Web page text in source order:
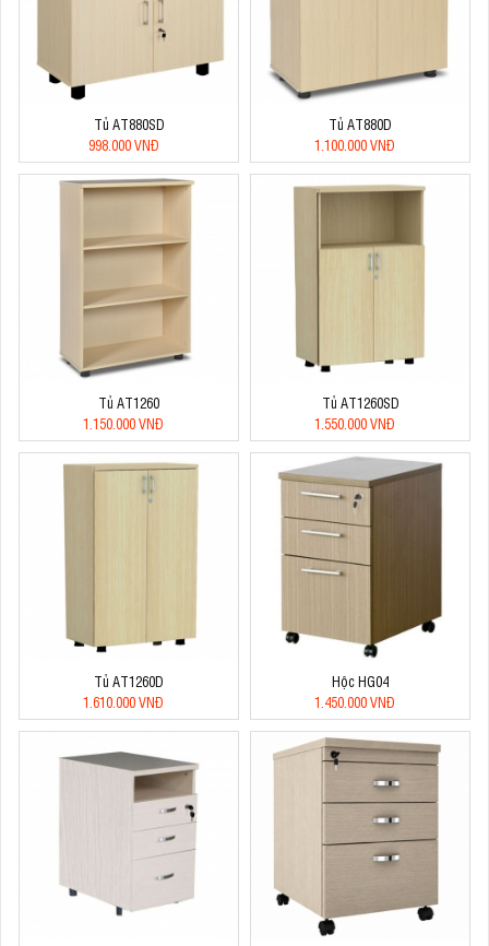
Tủ AT880SD
998.000 VNĐ
Tủ AT880D
1.100.000 VNĐ
Tủ AT1260
1.150.000 VNĐ
Tủ AT1260SD
1.550.000 VNĐ
Tủ AT1260D
1.610.000 VNĐ
Hộc HG04
1.450.000 VNĐ